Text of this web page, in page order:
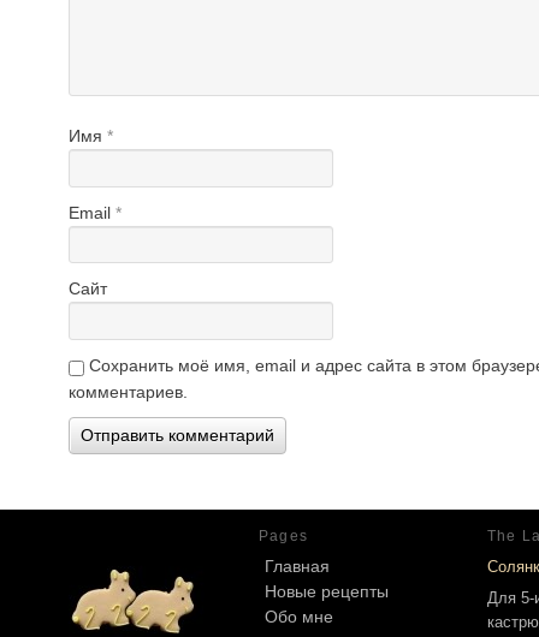
Имя *
Email *
Сайт
Сохранить моё имя, email и адрес сайта в этом
комментариев.
Pages
Главная
Новые рецепты
Обо мне
The
Для 5-